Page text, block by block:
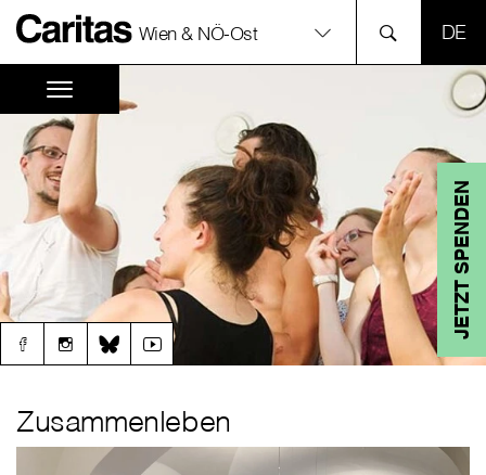
Wien & NÖ-Ost
JETZT SPENDEN
Zusammenleben